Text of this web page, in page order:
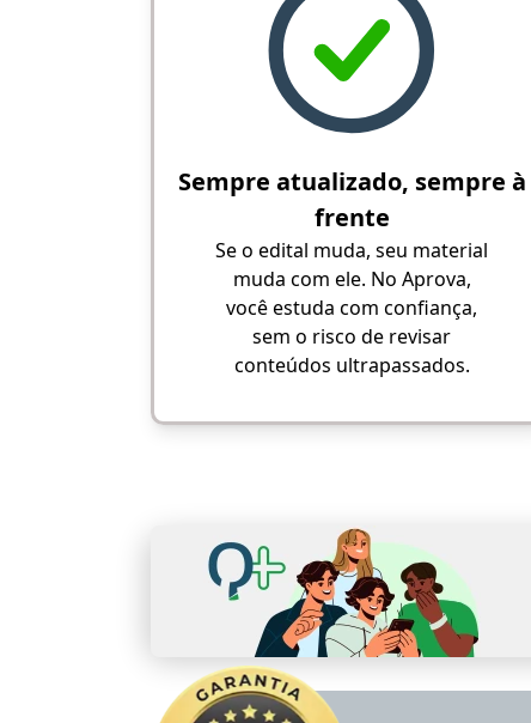
Sempre atualizado, sempre à
frente
Se o edital muda, seu material
muda com ele. No Aprova,
você estuda com confiança,
sem o risco de revisar
conteúdos ultrapassados.